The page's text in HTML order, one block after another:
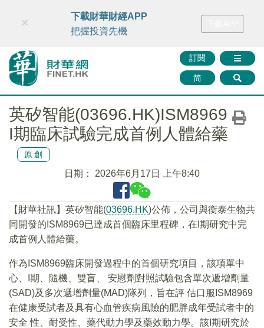
財華智庫網 FINTV FINMETA 財華證券 媒體矩陣
訂閱
简
×
下載財華財經APP
把握投資先機
英矽智能(03696.HK)ISM8969
I期臨床試驗完成首例人體給藥
原創
日期： 2026年6月17日 上午8:40
​【財華社訊】英矽智能(03696.HK)公佈，公司與衡泰生物共
同開發的ISM8969已達成首個臨床里程碑，在I期研究中完
成首例人體給藥。
作為ISM8969臨床開發過程中的首個研究項目，該項單中
心、I期、隨機、雙盲、 安慰劑對照試驗包含單次遞增劑量
(SAD)及多次遞增劑量(MAD)隊列，旨在評 估口服ISM8969
在健康受試者及具有心血管疾病風險的肥胖成年受試者中的
安全 性、耐受性、藥代動力學及藥效動力學。該I期研究於